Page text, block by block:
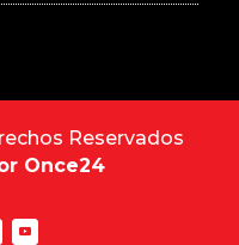
Reservados
Once24